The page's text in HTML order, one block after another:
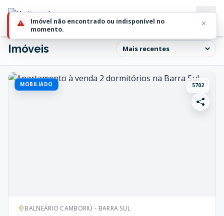
Imóveis
MOBILIADO 5702
BALNEÁRIO CAMBORIÚ - BARRA SUL